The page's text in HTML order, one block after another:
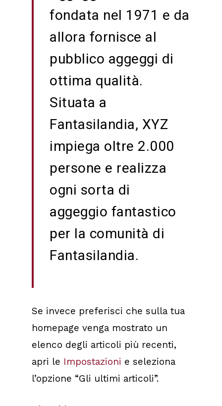
fondata nel 1971 e da
allora fornisce al
pubblico aggeggi di
ottima qualità.
Situata a
Fantasilandia, XYZ
impiega oltre 2.000
persone e realizza
ogni sorta di
aggeggio fantastico
per la comunità di
Fantasilandia.
Se invece preferisci che sulla tua
homepage venga mostrato un
elenco degli articoli più recenti,
apri le Impostazioni e seleziona
l’opzione “Gli ultimi articoli”.